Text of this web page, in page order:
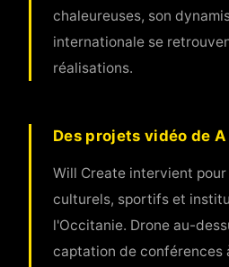
chaleureuses, son
internationale se
réalisations.
Des projets vidéo de
Will Create intervient
culturels, sportifs et
l'Occitanie. Drone au-
captation de conférences